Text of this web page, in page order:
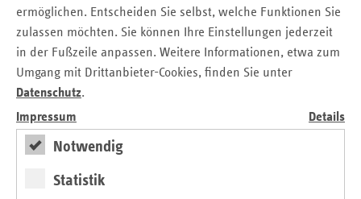
ermöglichen. Entscheiden Sie selbst, welche Funktionen Sie
zulassen möchten. Sie können Ihre Einstellungen jederzeit
in der Fußzeile anpassen. Weitere Informationen, etwa zum
Umgang mit Drittanbieter-Cookies, finden Sie unter
Datenschutz.
Impressum
Details
Notwendig
Statistik
Gruppen und Landesverbände ist daher mehr als nur
Der überwiegende Teil der gestellten Anträge wurden
positiv beschieden. Nur vier wurden wegen formeller
Fehler abgelehnt. Ein Antrag wurde zurückgezogen, da die
Situation rund um die Corona-Pandemie keinerlei
Aktivitäten der entsprechenden Selbsthilfegruppe mehr
einem vereinfachten Antragsverfahren Gebrauch machen